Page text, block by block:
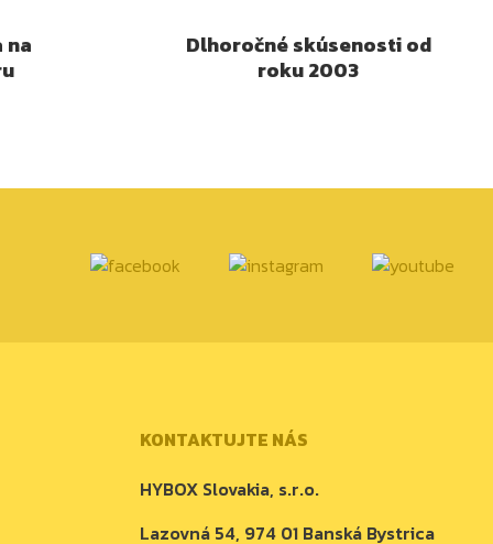
na
Dlhoročné skúsenosti od
roku 2003
KONTAKTUJTE NÁS
HYBOX Slovakia, s.r.o.
Lazovná 54, 974 01 Banská Bystrica